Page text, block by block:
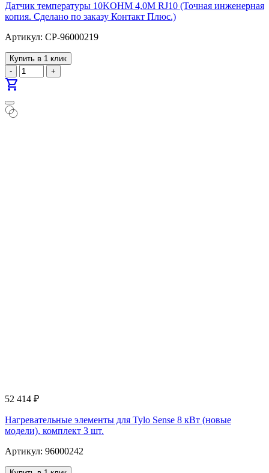
Датчик температуры 10KOHM 4,0M RJ10 (Точная инженерная
копия. Cделано по заказу Контакт Плюс.)
Артикул: CP-96000219
Купить в 1 клик
-
+
shopping_cart
52 414 ₽
Нагревательные элементы для Tylo Sense 8 кВт (новые
модели), комплект 3 шт.
Артикул: 96000242